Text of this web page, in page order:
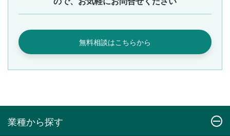
無料相談はこちらから
業種から探す